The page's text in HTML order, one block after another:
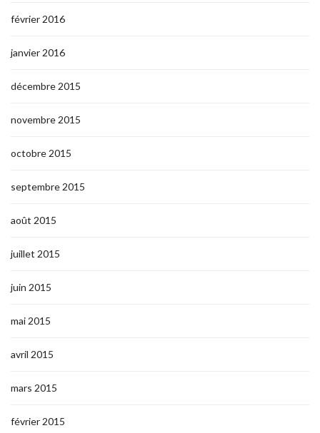
février 2016
janvier 2016
décembre 2015
novembre 2015
octobre 2015
septembre 2015
août 2015
juillet 2015
juin 2015
mai 2015
avril 2015
mars 2015
février 2015